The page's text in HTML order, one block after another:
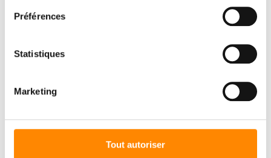
Préférences
Statistiques
Marketing
Tout autoriser